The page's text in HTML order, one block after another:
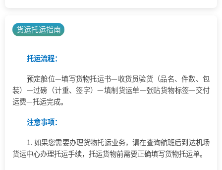
货运托运指南
托运流程：
预定舱位—填写货物托运书—收货员验货（品名、件数、包
装） —过磅（计重、签字）—填制货运单—张贴货物标签—交付
运费—托运完成。
注意事项：
1. 如果您需要办理货物托运业务，请在查询航班后到达机场
货运中心办理托运手续，托运货物前需要正确填写货物托运单。